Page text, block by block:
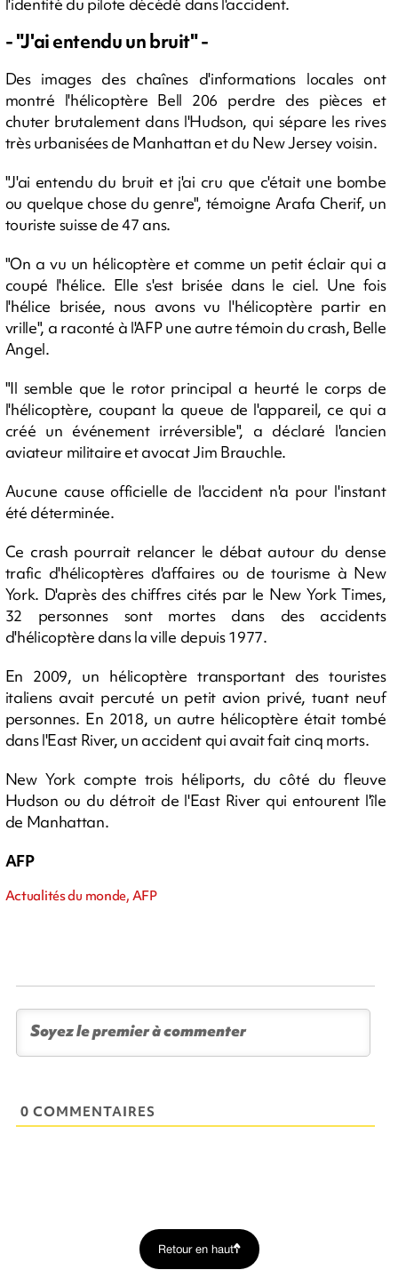
- "J'ai entendu un bruit" -
Des images des chaînes d'informations locales ont
montré l'hélicoptère Bell 206 perdre des pièces et
chuter brutalement dans l'Hudson, qui sépare les rives
très urbanisées de Manhattan et du New Jersey voisin.
"J'ai entendu du bruit et j'ai cru que c'était une bombe
ou quelque chose du genre", témoigne Arafa Cherif, un
touriste suisse de 47 ans.
"On a vu un hélicoptère et comme un petit éclair qui a
coupé l'hélice. Elle s'est brisée dans le ciel. Une fois
l'hélice brisée, nous avons vu l'hélicoptère partir en
vrille", a raconté à l'AFP une autre témoin du crash, Belle
Angel.
"Il semble que le rotor principal a heurté le corps de
l'hélicoptère, coupant la queue de l'appareil, ce qui a
créé un événement irréversible", a déclaré l'ancien
aviateur militaire et avocat Jim Brauchle.
Aucune cause officielle de l'accident n'a pour l'instant
été déterminée.
Ce crash pourrait relancer le débat autour du dense
trafic d'hélicoptères d'affaires ou de tourisme à New
York. D'après des chiffres cités par le New York Times,
32 personnes sont mortes dans des accidents
d'hélicoptère dans la ville depuis 1977.
En 2009, un hélicoptère transportant des touristes
italiens avait percuté un petit avion privé, tuant neuf
personnes. En 2018, un autre hélicoptère était tombé
dans l'East River, un accident qui avait fait cinq morts.
New York compte trois héliports, du côté du fleuve
Hudson ou du détroit de l'East River qui entourent l'île
de Manhattan.
AFP
Actualités du monde, AFP
0 COMMENTAIRES
Retour en haut